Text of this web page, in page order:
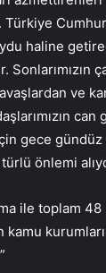
Türkiye
haline
Sonlarımızın
ve
gece gündüz
önlemi
ile toplam 48
kamu